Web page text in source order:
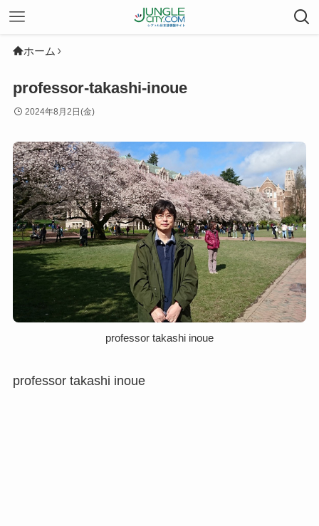
ホーム
professor-takashi-inoue
2024年8月2日(金)
professor takashi inoue
professor takashi inoue